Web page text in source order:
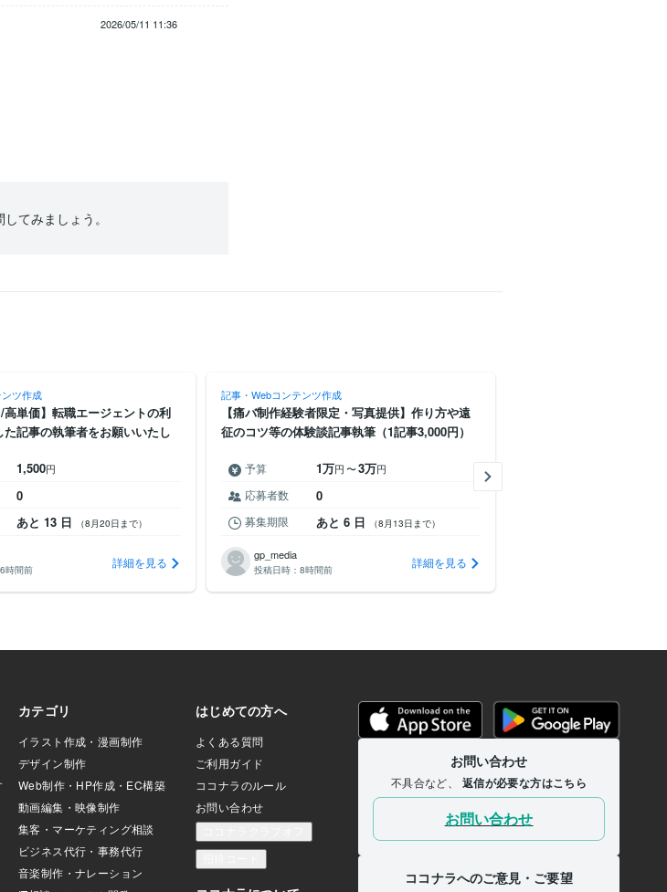
2026/05/11 11:36
てみましょう。
ツ作成
/高単価】転職エージェントの利
た記事の執筆者をお願いいたし
1,500円
0
あと 13 日 （8月20日まで）
6時間前 詳細を見る
記事・Webコンテンツ作成
【痛バ制作経験者限定・写真提供】作り方や遠
征のコツ等の体験談記事執筆（1記事3,000円）
予算 1万円〜3万円
応募者数 0
募集期限 あと 6 日 （8月13日まで）
gp_media
投稿日時： 8時間前 詳細を見る